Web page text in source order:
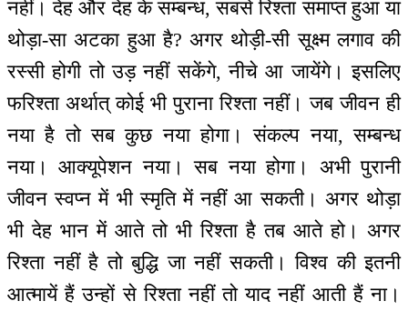
नहीं। देह और देह के सम्बन्ध, सबसे रिश्ता समाप्त हुआ या
थोड़ा-सा अटका हुआ है? अगर थोड़ी-सी सूक्ष्म लगाव की
रस्सी होगी तो उड़ नहीं सकेंगे, नीचे आ जायेंगे। इसलिए
फरिश्ता अर्थात् कोई भी पुराना रिश्ता नहीं। जब जीवन ही
नया है तो सब कुछ नया होगा। संकल्प नया, सम्बन्ध
नया। आक्यूपेशन नया। सब नया होगा। अभी पुरानी
जीवन स्वप्न में भी स्मृति में नहीं आ सकती। अगर थोड़ा
भी देह भान में आते तो भी रिश्ता है तब आते हो। अगर
रिश्ता नहीं है तो बुद्धि जा नहीं सकती। विश्व की इतनी
आत्मायें हैं उन्हों से रिश्ता नहीं तो याद नहीं आती हैं ना।